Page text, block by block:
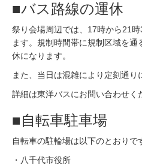
■バス路線の運休
祭り会場周辺では、17時から21
ます。規制時間帯に規制区域を
休になります。
また、当日は混雑により定刻通り
詳細は東洋バスにお問い合わせく
■自転車駐車場
自転車の駐輪場は以下のとおりで
・八千代市役所